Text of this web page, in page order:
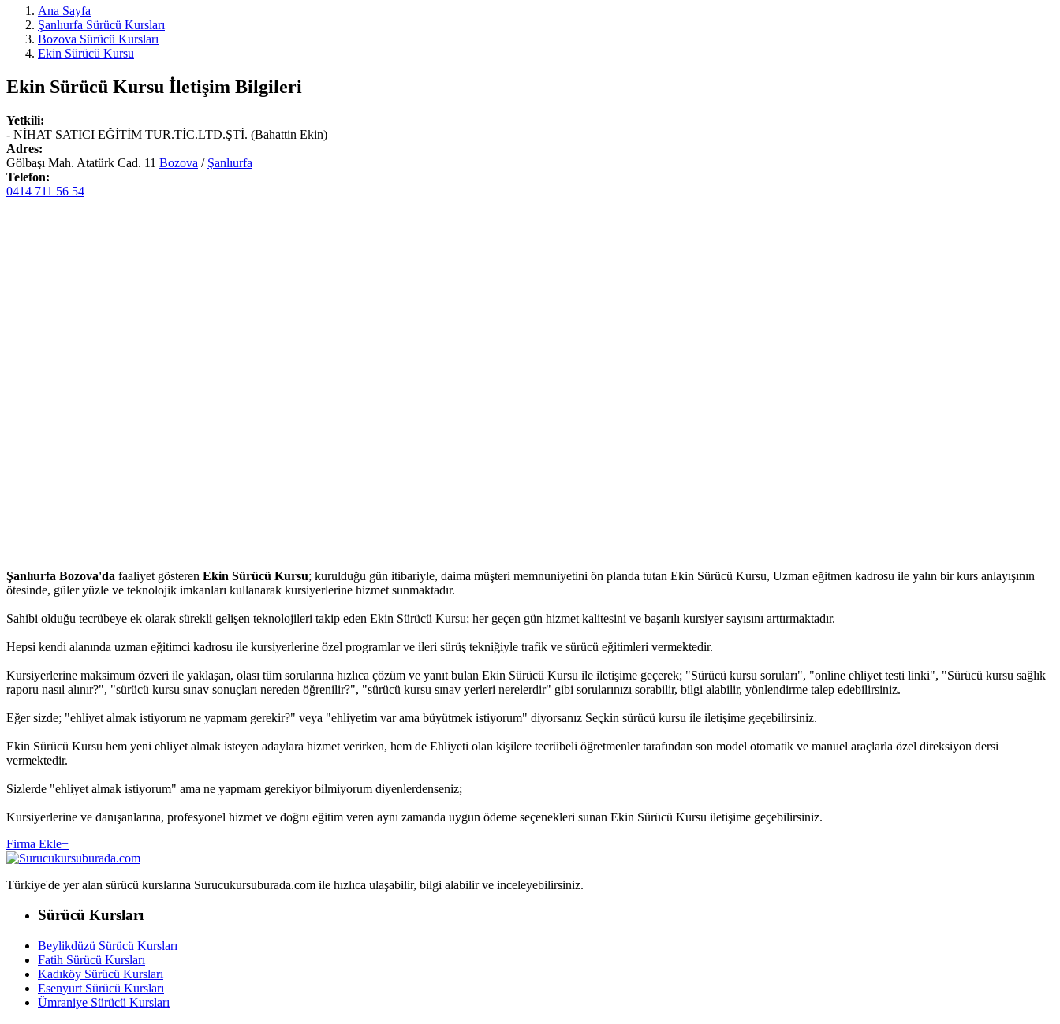
Ana Sayfa
Şanlıurfa Sürücü Kursları
Bozova Sürücü Kursları
Ekin Sürücü Kursu
Ekin Sürücü Kursu İletişim Bilgileri
Yetkili:
- NİHAT SATICI EĞİTİM TUR.TİC.LTD.ŞTİ. (Bahattin Ekin)
Adres:
Gölbaşı Mah. Atatürk Cad. 11 Bozova / Şanlıurfa
Telefon:
0414 711 56 54
Şanlıurfa Bozova'da faaliyet gösteren Ekin Sürücü Kursu; kurulduğu gün itibariyle, daima müşteri memnuniyetini ön planda tutan Ekin Sürücü Kursu, Uzman eğitmen kadrosu ile yalın bir kurs anlayışının
ötesinde, güler yüzle ve teknolojik imkanları kullanarak kursiyerlerine hizmet sunmaktadır.
Sahibi olduğu tecrübeye ek olarak sürekli gelişen teknolojileri takip eden Ekin Sürücü Kursu; her geçen gün hizmet kalitesini ve başarılı kursiyer sayısını arttırmaktadır.
Hepsi kendi alanında uzman eğitimci kadrosu ile kursiyerlerine özel programlar ve ileri sürüş tekniğiyle trafik ve sürücü eğitimleri vermektedir.
Kursiyerlerine maksimum özveri ile yaklaşan, olası tüm sorularına hızlıca çözüm ve yanıt bulan Ekin Sürücü Kursu ile iletişime geçerek; "Sürücü kursu soruları", "online ehliyet testi linki", "Sürücü kursu sağlık
raporu nasıl alınır?", "sürücü kursu sınav sonuçları nereden öğrenilir?", "sürücü kursu sınav yerleri nerelerdir" gibi sorularınızı sorabilir, bilgi alabilir, yönlendirme talep edebilirsiniz.
Eğer sizde; "ehliyet almak istiyorum ne yapmam gerekir?" veya "ehliyetim var ama büyütmek istiyorum" diyorsanız Seçkin sürücü kursu ile iletişime geçebilirsiniz.
Ekin Sürücü Kursu hem yeni ehliyet almak isteyen adaylara hizmet verirken, hem de Ehliyeti olan kişilere tecrübeli öğretmenler tarafından son model otomatik ve manuel araçlarla özel direksiyon dersi
vermektedir.
Sizlerde "ehliyet almak istiyorum" ama ne yapmam gerekiyor bilmiyorum diyenlerdenseniz;
Kursiyerlerine ve danışanlarına, profesyonel hizmet ve doğru eğitim veren aynı zamanda uygun ödeme seçenekleri sunan Ekin Sürücü Kursu iletişime geçebilirsiniz.
Firma Ekle+
Türkiye'de yer alan sürücü kurslarına Surucukursuburada.com ile hızlıca ulaşabilir, bilgi alabilir ve inceleyebilirsiniz.
Sürücü Kursları
Beylikdüzü Sürücü Kursları
Fatih Sürücü Kursları
Kadıköy Sürücü Kursları
Esenyurt Sürücü Kursları
Ümraniye Sürücü Kursları